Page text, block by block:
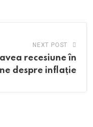
NEXT POST
recesiune în
despre inflație